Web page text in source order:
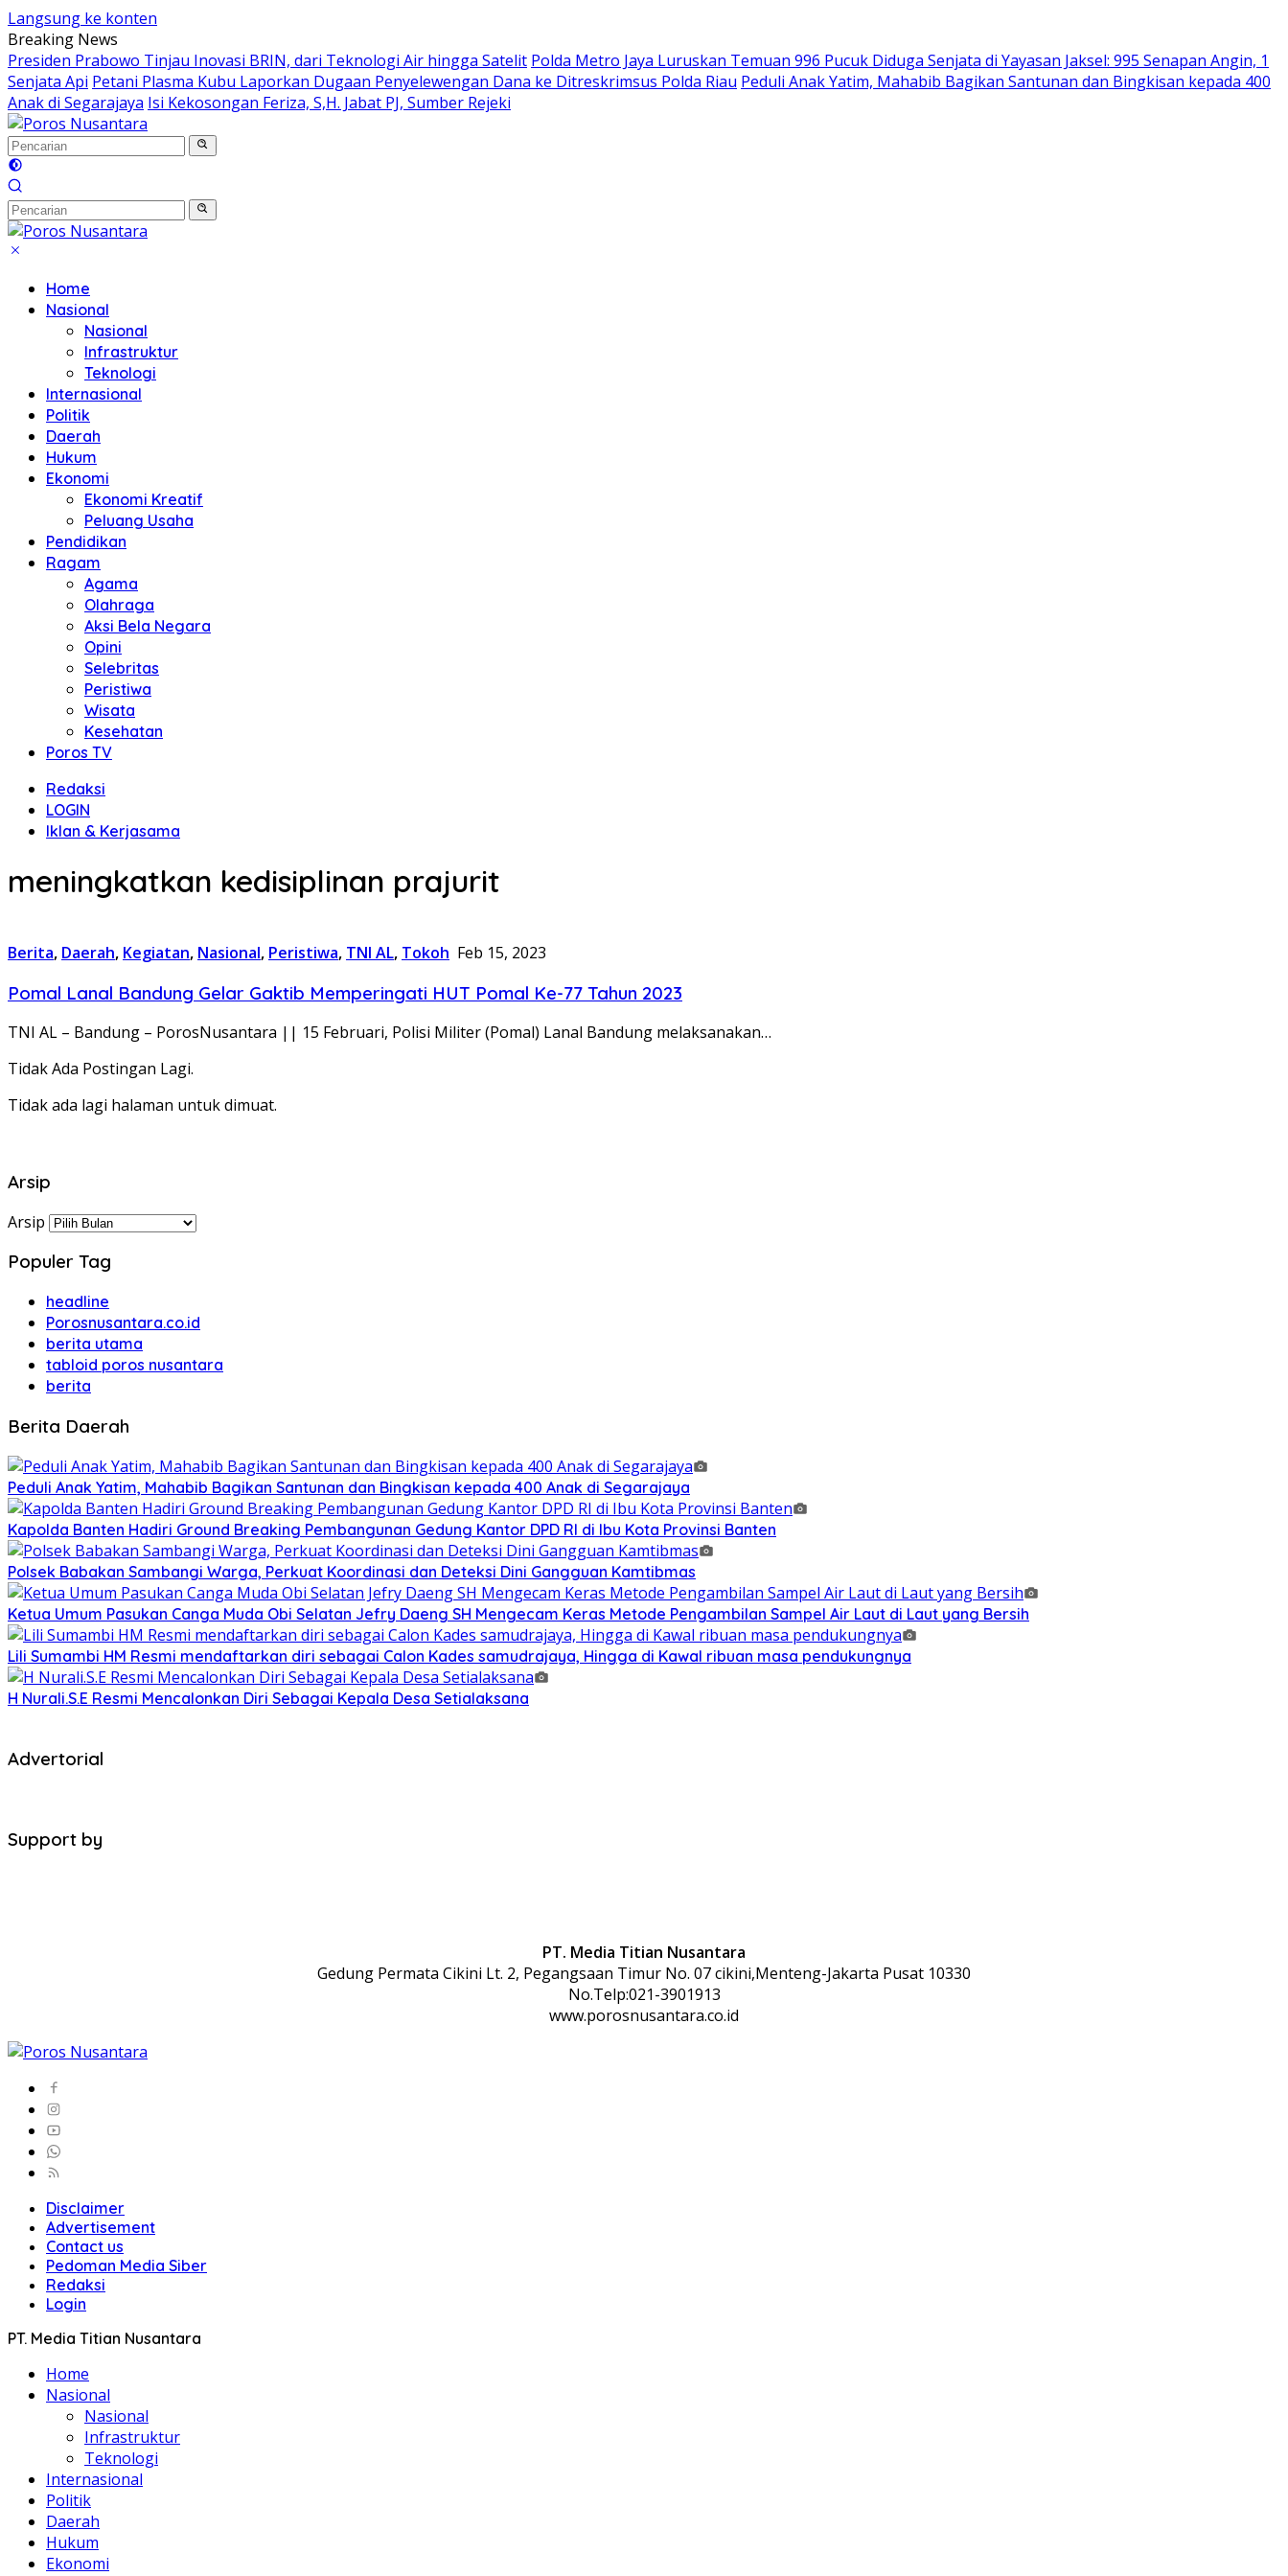
Langsung ke konten
Breaking News
Presiden Prabowo Tinjau Inovasi BRIN, dari Teknologi Air hingga Satelit Polda Metro Jaya Luruskan Temuan 996 Pucuk Diduga Senjata di Yayasan Jaksel: 995 Senapan Angin, 1
Senjata Api Petani Plasma Kubu Laporkan Dugaan Penyelewengan Dana ke Ditreskrimsus Polda Riau Peduli Anak Yatim, Mahabib Bagikan Santunan dan Bingkisan kepada 400
Anak di Segarajaya Isi Kekosongan Feriza, S,H. Jabat PJ, Sumber Rejeki
Home
Nasional
Nasional
Infrastruktur
Teknologi
Internasional
Politik
Daerah
Hukum
Ekonomi
Ekonomi Kreatif
Peluang Usaha
Pendidikan
Ragam
Agama
Olahraga
Aksi Bela Negara
Opini
Selebritas
Peristiwa
Wisata
Kesehatan
Poros TV
Redaksi
LOGIN
Iklan & Kerjasama
meningkatkan kedisiplinan prajurit
Berita, Daerah, Kegiatan, Nasional, Peristiwa, TNI AL, Tokoh Feb 15, 2023
Pomal Lanal Bandung Gelar Gaktib Memperingati HUT Pomal Ke-77 Tahun 2023
TNI AL – Bandung – PorosNusantara || 15 Februari, Polisi Militer (Pomal) Lanal Bandung melaksanakan…
Tidak Ada Postingan Lagi.
Tidak ada lagi halaman untuk dimuat.
Arsip
Arsip
Populer Tag
headline
Porosnusantara.co.id
berita utama
tabloid poros nusantara
berita
Berita Daerah
Peduli Anak Yatim, Mahabib Bagikan Santunan dan Bingkisan kepada 400 Anak di Segarajaya
Kapolda Banten Hadiri Ground Breaking Pembangunan Gedung Kantor DPD RI di Ibu Kota Provinsi Banten
Polsek Babakan Sambangi Warga, Perkuat Koordinasi dan Deteksi Dini Gangguan Kamtibmas
Ketua Umum Pasukan Canga Muda Obi Selatan Jefry Daeng SH Mengecam Keras Metode Pengambilan Sampel Air Laut di Laut yang Bersih
Lili Sumambi HM Resmi mendaftarkan diri sebagai Calon Kades samudrajaya, Hingga di Kawal ribuan masa pendukungnya
H Nurali.S.E Resmi Mencalonkan Diri Sebagai Kepala Desa Setialaksana
Advertorial
Support by
PT. Media Titian Nusantara
Gedung Permata Cikini Lt. 2, Pegangsaan Timur No. 07 cikini,Menteng-Jakarta Pusat 10330
No.Telp:021-3901913
www.porosnusantara.co.id
Disclaimer
Advertisement
Contact us
Pedoman Media Siber
Redaksi
Login
PT. Media Titian Nusantara
Home
Nasional
Nasional
Infrastruktur
Teknologi
Internasional
Politik
Daerah
Hukum
Ekonomi